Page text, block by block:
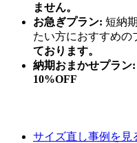
ません。
お急ぎプラン: 短納
たい方におすすめの
ております。
納期おまかせプラン:
10%OFF
サイズ直し事例を見